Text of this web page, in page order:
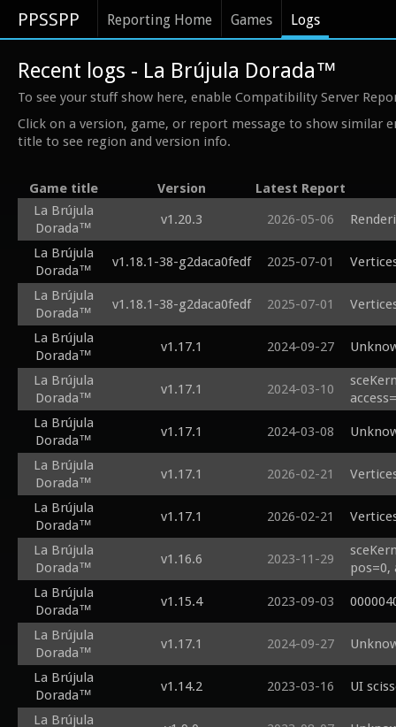
PPSSPP Reporting Home Games Logs
Recent logs - La Brújula Dorada™
To see your stuff show here, enable Compatibility Server
Click on a version, game, or report message to show similar
title to see region and version info.
Game title Version
Latest Report
La Brújula
Dorada™
v1.20.3 2026-05-06
La Brújula
Dorada™
v1.18.1-38-g2daca0fedf 2025-07-01
La Brújula
Dorada™
v1.18.1-38-g2daca0fedf 2025-07-01
La Brújula
Dorada™
v1.17.1 2024-09-27
La Brújula
Dorada™
v1.17.1 2024-03-10
La Brújula
Dorada™
v1.17.1 2024-03-08
La Brújula
Dorada™
v1.17.1 2026-02-21
La Brújula
Dorada™
v1.17.1 2026-02-21
La Brújula
Dorada™
v1.16.6 2023-11-29
pos=0,
La Brújula
Dorada™
v1.15.4 2023-09-03
La Brújula
Dorada™
v1.17.1 2024-09-27
La Brújula
Dorada™
v1.14.2 2023-03-16 UI
La Brújula